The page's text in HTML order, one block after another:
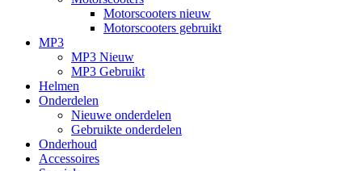
Motorscooters nieuw
Motorscooters gebruikt
MP3
MP3 Nieuw
MP3 Gebruikt
Helmen
Onderdelen
Nieuwe onderdelen
Gebruikte onderdelen
Onderhoud
Accessoires